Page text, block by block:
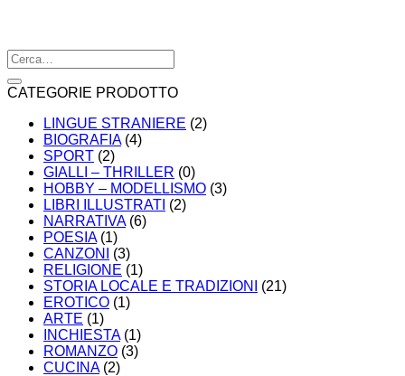
Cerca:
CATEGORIE PRODOTTO
LINGUE STRANIERE (2)
BIOGRAFIA (4)
SPORT (2)
GIALLI – THRILLER (0)
HOBBY – MODELLISMO (3)
LIBRI ILLUSTRATI (2)
NARRATIVA (6)
POESIA (1)
CANZONI
(3)
RELIGIONE (1)
STORIA LOCALE E TRADIZIONI
(21)
EROTICO (1)
ARTE (1)
INCHIESTA (1)
ROMANZO (3)
CUCINA (2)